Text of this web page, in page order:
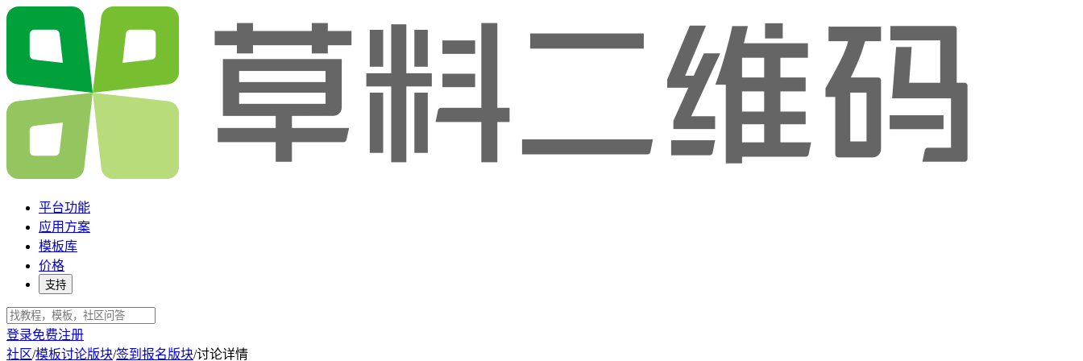
平台功能
应用方案
模板库
价格
支持
登录免费注册
社区/模板讨论版块/签到报名版块/讨论详情